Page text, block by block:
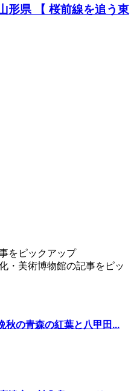
形県 【 桜前線を追う東
をピックアップ
・美術博物館の記事をピッ
秋の青森の紅葉と八甲田...